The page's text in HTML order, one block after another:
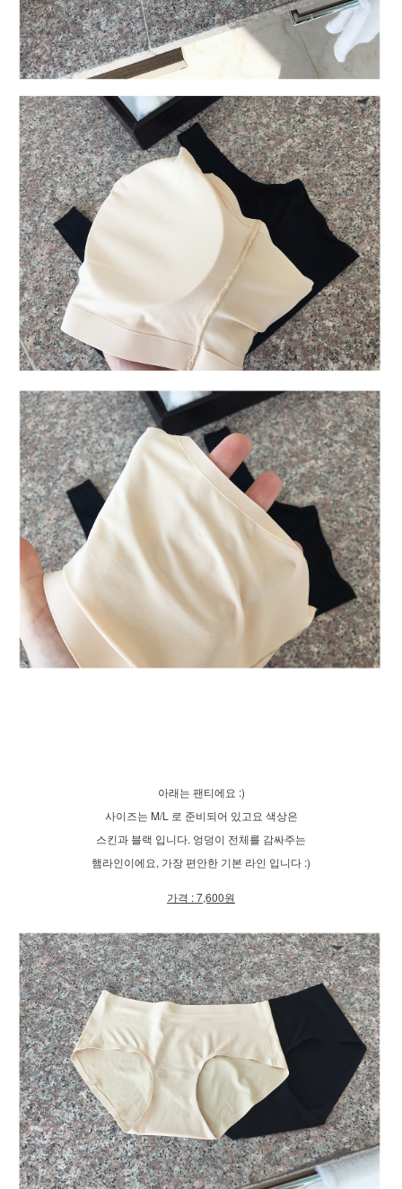
아래는 팬티에요 :)
사이즈는 M/L 로 준비되어 있고요 색상은
스킨과 블랙 입니다. 엉덩이 전체를 감싸주는
햄라인이에요, 가장 편안한 기본 라인 입니다 :)
가격 : 7,600원